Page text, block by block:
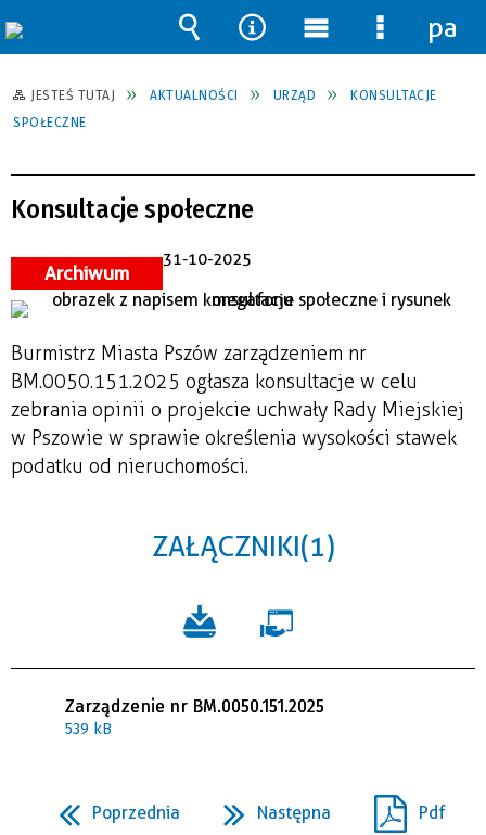
JESTEŚ TUTAJ AKTUALNOŚCI URZĄD
KONSULTACJE
SPOŁECZNE
Konsultacje społeczne
Archiwum
31-10-2025
Burmistrz Miasta Pszów zarządzeniem nr
BM.0050.151.2025 ogłasza konsultacje w celu
zebrania opinii o projekcie uchwały Rady Miejskiej
w Pszowie w sprawie określenia wysokości stawek
podatku od nieruchomości.
ZAŁĄCZNIKI (1)
Zarządzenie nr BM.0050.151.2025
539 kB
Poprzednia Następna Pdf
Wyszukiwarka
Narzędzia
Menu
główne
Menu